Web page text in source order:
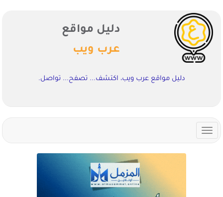
دليل مواقع
عرب ويب
دليل مواقع عرب ويب، اكتشف... تصفح... تواصل.
Toggle
navigation